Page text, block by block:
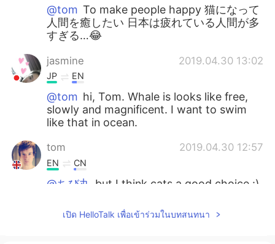
@tom To make people happy 猫になって
人間を癒したい 日本は疲れている人間が多
すぎる…😂
jasmine 2019.04.30 13:02
JP EN
@tom hi, Tom. Whale is looks like free,
slowly and magnificent. I want to swim
like that in ocean.
tom 2019.04.30 12:57
EN CN
@ちび丸
but I think cats a good choice :)
best life haha
เปิด HelloTalk เพื่อเข้าร่วมในบทสนทนา